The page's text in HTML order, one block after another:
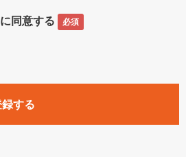
名称や内容が変更された場合、変更後
ベントやキャンペーンをいいます。
EnterpriseZine」「ECzine」「Biz/Zine」
同意する 必須
する